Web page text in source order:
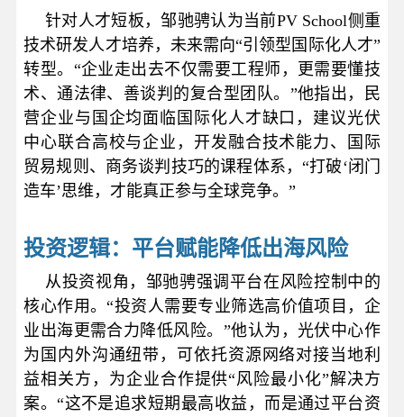
针对人才短板，邹驰骋认为当前PV School侧重
技术研发人才培养，未来需向“引领型国际化人才”
转型。“企业走出去不仅需要工程师，更需要懂技
术、通法律、善谈判的复合型团队。”他指出，民
营企业与国企均面临国际化人才缺口，建议光伏
中心联合高校与企业，开发融合技术能力、国际
贸易规则、商务谈判技巧的课程体系，“打破‘闭门
造车’思维，才能真正参与全球竞争。”
投资逻辑： 平台赋能降低出海风险
从投资视角，邹驰骋强调平台在风险控制中的
核心作用。“投资人需要专业筛选高价值项目，企
业出海更需合力降低风险。”他认为，光伏中心作
为国内外沟通纽带，可依托资源网络对接当地利
益相关方，为企业合作提供“风险最小化”解决方
案。“这不是追求短期最高收益，而是通过平台资